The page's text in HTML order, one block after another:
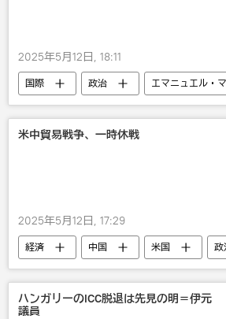
2025年5月12日, 18:11
国際 政治
エマニュエル・
ウラジーミル・プーチン
ウクライナ
フランス
トルコ
米中貿易戦争、一時休戦
2025年5月12日, 17:29
経済 中国 米国 政
ハンガリーのICC脱退は先見の明＝伊元
議員